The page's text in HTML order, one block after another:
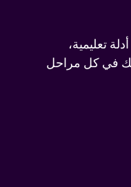
تعليمية،
في كل مراحل